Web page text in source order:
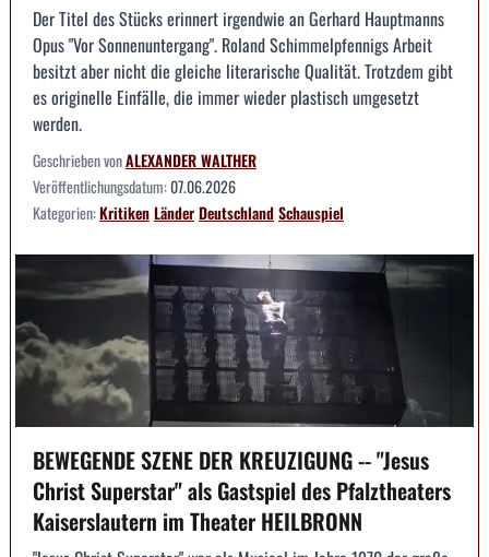
Der Titel des Stücks erinnert irgendwie an Gerhard Hauptmanns
Opus "Vor Sonnenuntergang". Roland Schimmelpfennigs Arbeit
besitzt aber nicht die gleiche literarische Qualität. Trotzdem gibt
es originelle Einfälle, die immer wieder plastisch umgesetzt
werden.
Geschrieben vonALEXANDER WALTHER
Veröffentlichungsdatum:07.06.2026
Kategorien:KritikenLänderDeutschlandSchauspiel
BEWEGENDE SZENE DER KREUZIGUNG -- "Jesus
Christ Superstar" als Gastspiel des Pfalztheaters
Kaiserslautern im Theater HEILBRONN